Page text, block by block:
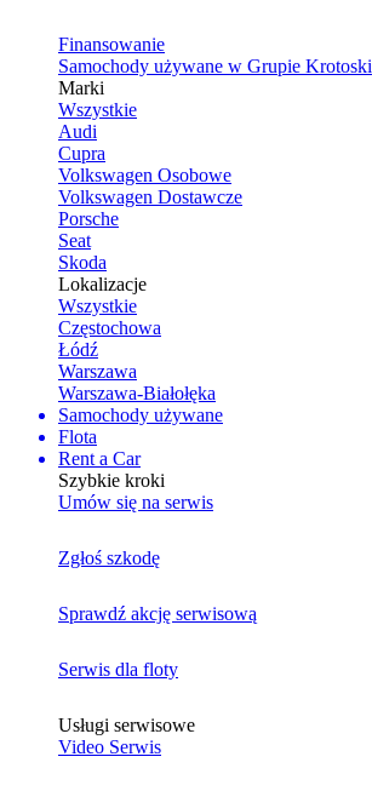
Finansowanie
Samochody używane w Grupie Krotoski
Marki
Wszystkie
Audi
Cupra
Volkswagen Osobowe
Volkswagen Dostawcze
Porsche
Seat
Skoda
Lokalizacje
Wszystkie
Częstochowa
Łódź
Warszawa
Warszawa-Białołęka
Samochody używane
Flota
Rent a Car
Szybkie kroki
Umów się na serwis
Zgłoś szkodę
Sprawdź akcję serwisową
Serwis dla floty
Usługi serwisowe
Video Serwis